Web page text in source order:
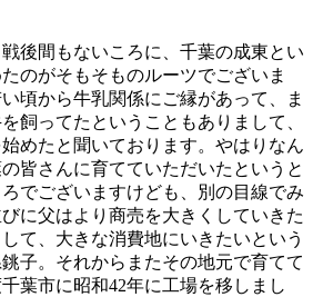
後間もないころに、千葉の成東とい
のがそもそものルーツでございま
頃から牛乳関係にご縁があって、ま
飼ってたということもありまして、
めたと聞いております。やはりなん
皆さんに育てていただいたというと
でございますけども、別の目線でみ
に父はより商売を大きくしていきた
て、大きな消費地にいきたいという
子。それからまたその地元で育てて
葉市に昭和42年に工場を移しまし